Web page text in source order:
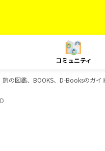
コミュニティ
の図鑑、BOOKS、D-Booksのガイ